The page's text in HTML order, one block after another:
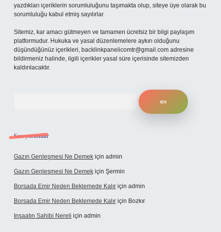
yazdıkları içeriklerin sorumluluğunu taşımakta olup, siteye üye olarak bu
sorumluluğu kabul etmiş sayılırlar.
Sitemiz, kar amacı gütmeyen ve tamamen ücretsiz bir bilgi paylaşım
platformudur. Hukuka ve yasal düzenlemelere aykırı olduğunu
düşündüğünüz içerikleri, backlinkpanelicomtr@gmail.com adresine
bildirmeniz halinde, ilgili içerikler yasal süre içerisinde sitemizden
kaldırılacaktır.
Son yorumlar
Gazın Genleşmesi Ne Demek için admin
Gazın Genleşmesi Ne Demek için Şermin
Borsada Emir Neden Beklemede Kalır için admin
Borsada Emir Neden Beklemede Kalır için Bozkır
Inşaatın Sahibi Nereli için admin